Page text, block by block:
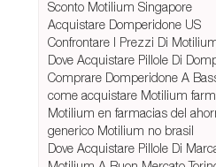
Sconto Motilium Singapore
Acquistare Domperidone US
Confrontare I Prezzi Di
Dove Acquistare Pillole Di
Comprare Domperidone A
come acquistare Motilium
Motilium en farmacias del
generico Motilium no brasil
Dove Acquistare Pillole Di